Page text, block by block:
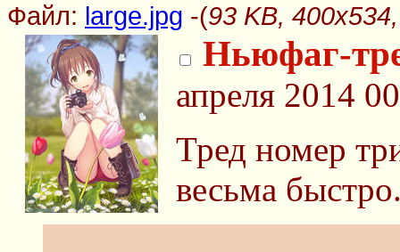
Файл: large.jpg -(93 KB,
Ньюфаг-
апреля 2014
Тред номер
весьма